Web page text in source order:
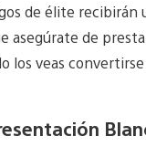
de élite recibirán
asegúrate de
los veas